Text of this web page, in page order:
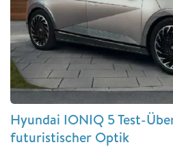
Hyundai IONIQ 5 Test-
futuristischer Optik